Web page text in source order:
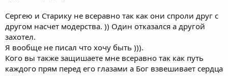
Сергею и Старику не всеравно так как они спроли друг с
другом насчет модерства. )) Один отказался а другой
захотел.
Я вообще не писал что хочу быть ))).
Кого вы также защишаете мне всеравно так как путь
каждого прям перед его глазами а Бог взвешивает сердца